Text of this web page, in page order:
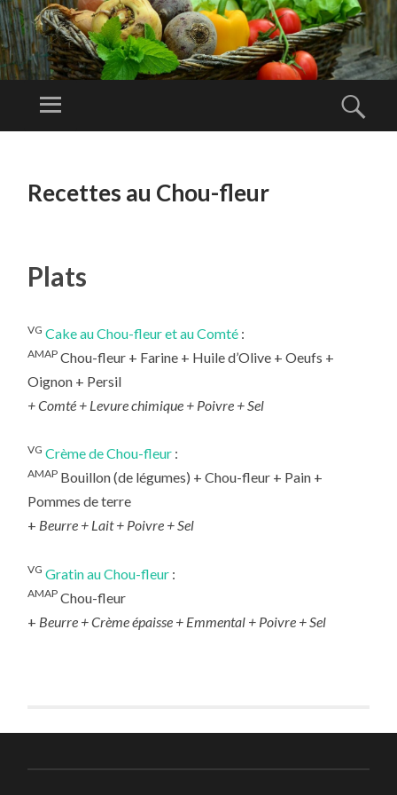
A
E
Amap de
Menu
CONTENURecettes au Chou-fleur
Plats
VG Cake au Chou-fleur et au Comté :
AMAP Chou-fleur + Farine + Huile d’Olive + Oeufs +
Oignon + Persil
+ Comté + Levure chimique + Poivre + Sel
VG Crème de Chou-fleur :
AMAP Bouillon (de légumes) + Chou-fleur + Pain +
Pommes de terre
+ Beurre + Lait + Poivre + Sel
VG Gratin au Chou-fleur :
AMAP Chou-fleur
+ Beurre + Crème épaisse + Emmental + Poivre + Sel